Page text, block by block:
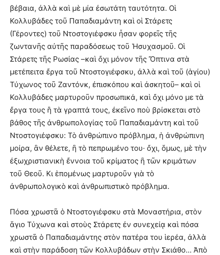
βέβαια, ἀλλὰ καὶ μὲ μία ἐσωτάτη ταυτότητα. Οἱ
Κολλυβάδες τοῦ Παπαδιαμάντη καὶ οἱ Στάρετς
(Γέροντες) τοῦ Ντοστογιέφσκυ ἦσαν φορεῖς τῆς
ζωντανῆς αὐτῆς παραδόσεως τοῦ Ἡσυχασμοῦ. Οἱ
Στάρετς τῆς Ρωσίας –καὶ ὄχι μόνον τῆς Ὄπτινα στὰ
μετέπειτα ἔργα τοῦ Ντοστογιέφσκυ, ἀλλὰ καὶ τοῦ (ἁγίου)
Τύχωνος τοῦ Ζαντόνκ, ἐπισκόπου καὶ ἀσκητοῦ– καὶ οἱ
Κολλυβάδες μαρτυροῦν προσωπικά, καὶ ὄχι μόνο με τὰ
ἔργα τους ἣ τὰ γραπτά τους, ἐκεῖνο ποὺ βρίσκεται στὸ
βάθος τῆς ἀνθρωπολογίας τοῦ Παπαδιαμάντη καὶ τοῦ
Ντοστογιέφσκυ: Τὸ ἀνθρώπινο πρόβλημα, ἡ ἀνθρώπινη
μοίρα, ἂν θέλετε, ἢ τὸ πεπρωμένο του· ὄχι, ὅμως, μὲ τὴν
ἐξωχριστιανικὴ ἔννοια τοῦ κρίματος ἢ τῶν κριμάτων
τοῦ Θεοῦ. Κι ἑπομένως μαρτυροῦν γιὰ τὸ
ἀνθρωπολογικὸ καὶ ἀνθρωπιστικὸ πρόβλημα.
Πόσα χρωστᾶ ὁ Ντοστογιέφσκυ στὰ Μοναστήρια, στὸν
ἅγιο Τύχωνα καὶ στοὺς Στάρετς ἐν συνεχείᾳ καὶ πόσα
χρωστᾶ ὁ Παπαδιαμάντης στὸν πατέρα του ἱερέα, ἀλλὰ
καὶ στὴν παράδοση τῶν Κολλυβάδων στὴν Σκιάθο… Ἀπὸ